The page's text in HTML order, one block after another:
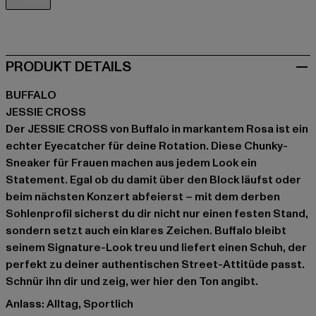
PRODUKT DETAILS
BUFFALO
JESSIE CROSS
Der JESSIE CROSS von Buffalo in markantem Rosa ist ein
echter Eyecatcher für deine Rotation. Diese Chunky-
Sneaker für Frauen machen aus jedem Look ein
Statement. Egal ob du damit über den Block läufst oder
beim nächsten Konzert abfeierst – mit dem derben
Sohlenprofil sicherst du dir nicht nur einen festen Stand,
sondern setzt auch ein klares Zeichen. Buffalo bleibt
seinem Signature-Look treu und liefert einen Schuh, der
perfekt zu deiner authentischen Street-Attitüde passt.
Schnür ihn dir und zeig, wer hier den Ton angibt.
Anlass: Alltag, Sportlich